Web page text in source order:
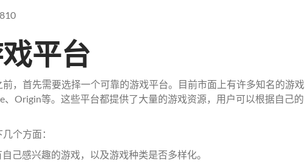
810
平台
，首先需要选择一个可靠的游戏平台。目前市面上有许多知名的游戏
、Origin等。这些平台都提供了大量的游戏资源，用户可以根据自己的
个方面：
己感兴趣的游戏，以及游戏种类是否多样化。